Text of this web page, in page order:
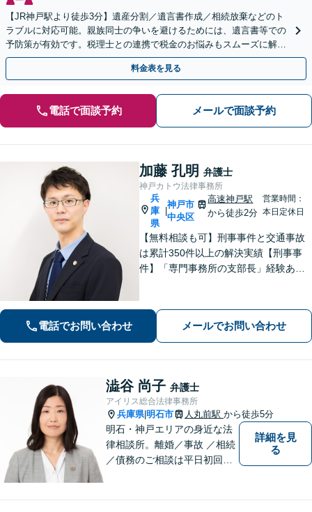
【JR神戸駅より徒歩3分】遺産分割／遺言書作成／相続放棄などのト
ラブルに対応可能。親族同士の争いを避けるためには、遺言書等での
予防策が有効です。税理士との連携で税金のお悩みもスムーズに解決
【初回のご相談無料】【土日・夜間の受付可能】
料金表を見る
電話で面談予約 メールで面談予約
加藤 孔明 弁護士
神戸カトウ法律事務所
兵
庫
県
神戸市
中央区
高速神戸駅
から徒歩2分
営業時間：
本日定休日
【無料相談も可】刑事事件と交通事故
は累計350件以上の解決実績【刑事事
件】「専門事務所の支部長」経験あ
額した事例、示談金が5倍以上に増額し
た事例など多数【神戸駅3分】
電話でお問い合わせ メールでお問い合わせ
澁谷 尚子 弁護士
アイリス総合法律事務所
兵庫県|明石市 人丸前駅 から徒歩5分
明石・神戸エリアの身近な法
律相談所。離婚／事故 ／相続
／債務のご相談は平日初回３
詳細を見
る